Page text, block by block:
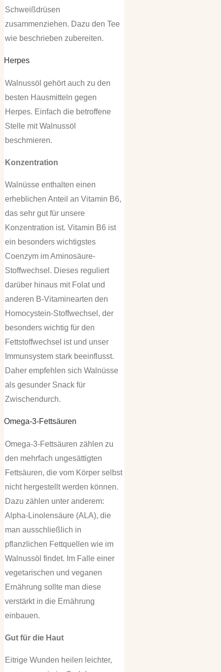
Schweißdrüsen
zusammenziehen. Dazu den Tee
wie beschrieben zubereiten.
Herpes
Walnussöl gehört auch zu den
besten Hausmitteln gegen
Herpes. Einfach die betroffene
Stelle mit Walnussöl
beschmieren.
Konzentration
Walnüsse enthalten einen
erheblichen Anteil an Vitamin B6,
das sehr gut für unsere
Konzentration ist. Vitamin B6 ist
ein besonders wichtigstes
Coenzym im Aminosäure-
Stoffwechsel. Dieses reguliert
darüber hinaus mit Folat und
anderen B-Vitaminearten den
Homocystein-Stoffwechsel, der
besonders wichtig für den
Fettstoffwechsel ist und unser
Immunsystem stark beeinflusst.
Daher empfehlen sich Walnüsse
als gesunder Snack für
Zwischendurch.
Omega-3-Fettsäuren
Omega-3-Fettsäuren zählen zu
den mehrfach ungesättigten
Fettsäuren, die vom Körper selbst
nicht hergestellt werden können.
Dazu zählen unter anderem:
Alpha-Linolensäure (ALA), die
man ausschließlich in
pflanzlichen Fettquellen wie im
Walnussöl findet. Im Falle einer
vegetarischen und veganen
Ernährung sollte man diese
verstärkt in die Ernährung
einbauen.
Gut für die Haut
Eitrige Wunden heilen leichter,